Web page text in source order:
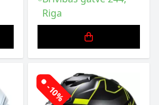
Riga
-10%